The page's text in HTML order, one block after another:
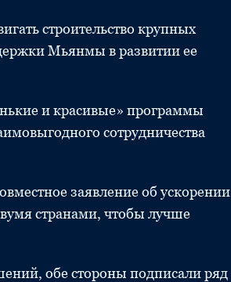
строительство крупных
Мьянмы в развитии ее
и красивые» программы
сотрудничества
заявление об ускорении
странами, чтобы лучше
обе стороны подписали ряд